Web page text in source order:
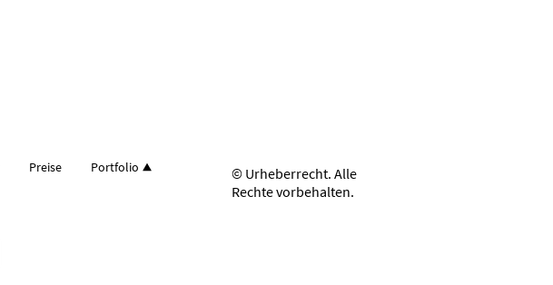
Preise Portfolio
© Urheberrecht. Alle
Rechte vorbehalten.